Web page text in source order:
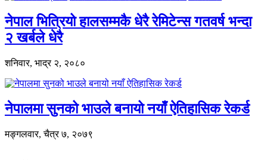
नेपाल भित्रियो हालसम्मकै धेरै रेमिटेन्स गतवर्ष भन्दा
२ खर्बले धेरै
शनिवार, भाद्र २, २०८०
नेपालमा सुनको भाउले बनायो नयाँ ऐतिहासिक रेकर्ड
मङ्गलवार, चैत्र ७, २०७९